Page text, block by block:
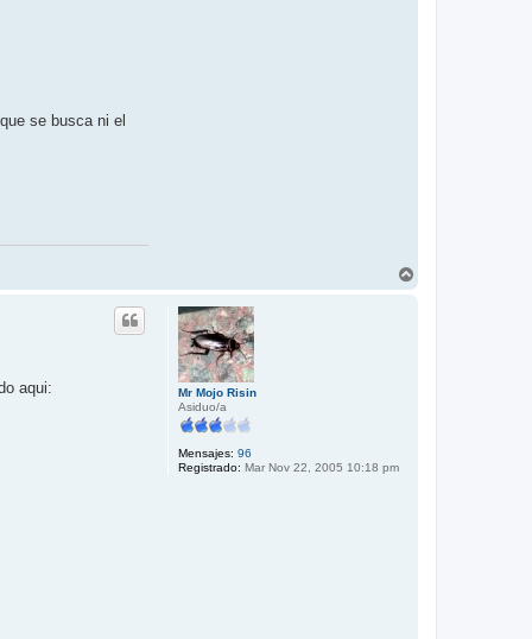
se busca ni el
Mr Mojo Risin
Asiduo/a
Mensajes: 96
Registrado: Mar Nov 22, 2005 10:18 pm
aqui: